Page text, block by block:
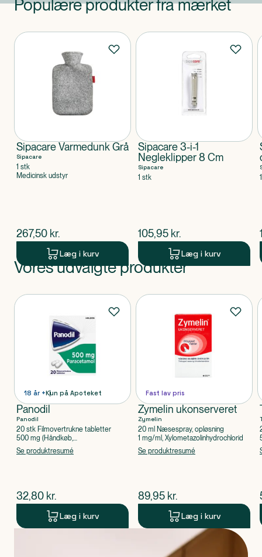
Populære produkter fra mærket
Produkter
Sipacare Varmedunk Grå
Sipacare
1 stk
Medicinsk udstyr
$nuværende pris
267,50 kr.
Læg i kurv
Sipacare 3-i-1
Negleklipper 8 Cm
Sipacare
1 stk
$nuværende pris
105,95 kr.
Læg i kurv
Produkt 1 af 0
Vores udvalgte produkter
Produkter
18 år +Kun på Apoteket
Panodil
Panodil
20 stk Filmovertrukne tabletter
500 mg (Håndkøb,
apoteksforbeholdt), Paracetamol
Se produktresumé
$nuværende pris
32,80 kr.
Læg i kurv
Fast lav pris
Zymelin ukonserveret
Zymelin
20 ml Næsespray, opløsning
1 mg/ml, Xylometazolinhydrochlorid
Se produktresumé
$nuværende pris
89,95 kr.
Læg i kurv